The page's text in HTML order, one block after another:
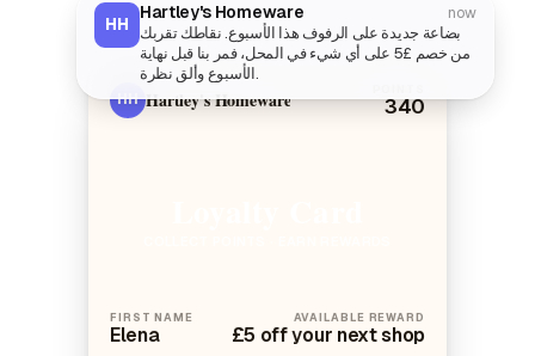
HH
Hartley's Homeware now
بضاعة جديدة على الرفوف هذا الأسبوع. نقاطك تقربك
من خصم £5 على أي شيء في المحل، فمر بنا قبل نهاية
HH Hartley's Homeware 340
FIRST NAME
Elena
AVAILABLE REWARD
£5 off your next shop